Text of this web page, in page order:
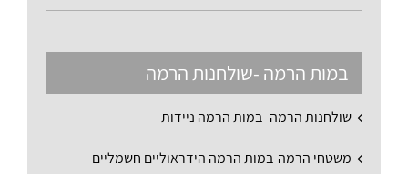
במות הרמה -שולחנות הרמה
שולחנות הרמה- במות הרמה ניידות
משטחי הרמה-במות הרמה הידראוליים חשמליים